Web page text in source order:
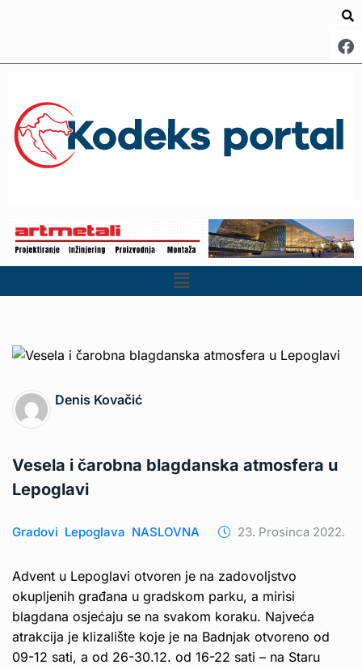
Denis Kovačić
Vesela i čarobna blagdanska atmosfera u
Lepoglavi
Gradovi Lepoglava NASLOVNA 23. Prosinca 2022.
Advent u Lepoglavi otvoren je na zadovoljstvo
okupljenih građana u gradskom parku, a mirisi
blagdana osjećaju se na svakom koraku. Najveća
atrakcija je klizalište koje je na Badnjak otvoreno od
09-12 sati, a od 26-30.12. od 16-22 sati – na Staru